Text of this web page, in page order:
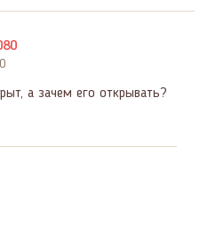
а зачем его открывать?